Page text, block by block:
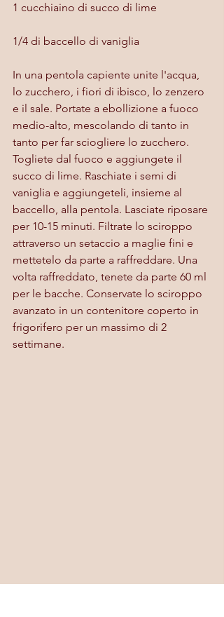
1 cucchiaino di succo di lime
1/4 di baccello di vaniglia
In una pentola capiente unite l'acqua,
lo zucchero, i fiori di ibisco, lo zenzero
e il sale. Portate a ebollizione a fuoco
medio-alto, mescolando di tanto in
tanto per far sciogliere lo zucchero.
Togliete dal fuoco e aggiungete il
succo di lime. Raschiate i semi di
vaniglia e aggiungeteli, insieme al
baccello, alla pentola. Lasciate riposare
per 10-15 minuti. Filtrate lo sciroppo
attraverso un setaccio a maglie fini e
mettetelo da parte a raffreddare. Una
volta raffreddato, tenete da parte 60 ml
per le bacche. Conservate lo sciroppo
avanzato in un contenitore coperto in
frigorifero per un massimo di 2
settimane.